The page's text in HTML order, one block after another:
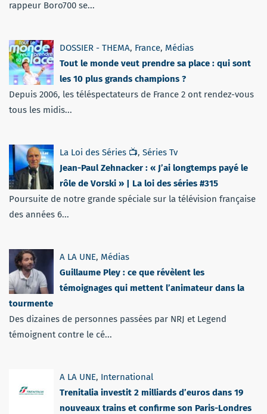
rappeur Boro700 se...
DOSSIER - THEMA, France, Médias
Tout le monde veut prendre sa place : qui sont
les 10 plus grands champions ?
Depuis 2006, les téléspectateurs de France 2 ont rendez-vous
tous les midis...
La Loi des Séries 📺, Séries Tv
Jean-Paul Zehnacker : « J’ai longtemps payé le
rôle de Vorski » | La loi des séries #315
Poursuite de notre grande spéciale sur la télévision française
des années 6...
A LA UNE, Médias
Guillaume Pley : ce que révèlent les
témoignages qui mettent l’animateur dans la
tourmente
Des dizaines de personnes passées par NRJ et Legend
témoignent contre le cé...
A LA UNE, International
Trenitalia investit 2 milliards d’euros dans 19
nouveaux trains et confirme son Paris-Londres